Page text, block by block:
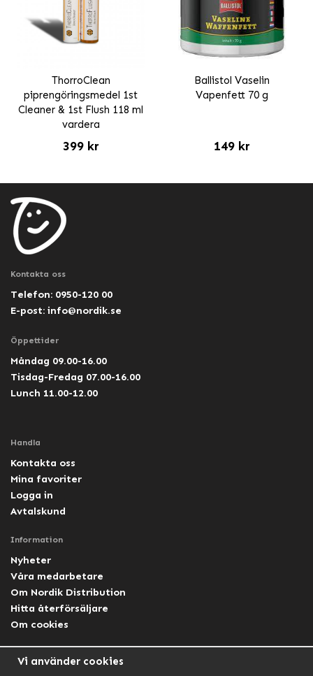
ThorroClean
piprengöringsmedel 1st
Cleaner & 1st Flush 118 ml
vardera
399 kr
Ballistol Vaselin
Vapenfett 70 g
149 kr
Kontakta oss
Telefon: 0950-120 00
E-post: info@nordik.se
Öppettider
Måndag 09.00-16.00
Tisdag-Fredag 07.00-16.00
Lunch 11.00-12.00
Handla
Kontakta oss
Mina favoriter
Logga in
Avtalskund
Information
Nyheter
Våra medarbetare
Om Nordik Distribution
Hitta återförsäljare
Om cookies
Vi använder cookies